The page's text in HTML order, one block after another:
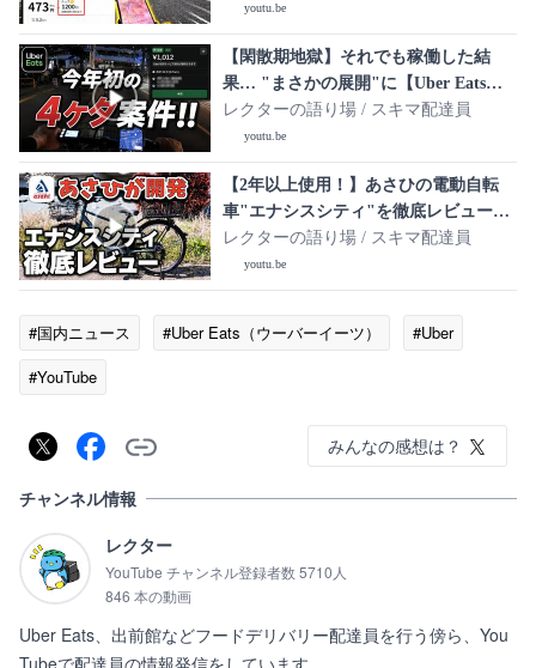
youtu.be
【閑散期地獄】それでも稼働した結
果… "まさかの展開"に【Uber Eats自
転車配達員】
レクターの語り場 / スキマ配達員
youtu.be
【2年以上使用！】あさひの電動自転
車"エナシスシティ"を徹底レビュー！
唯一のデメリットも紹介します【Uber
Eats配達員】
レクターの語り場 / スキマ配達員
youtu.be
#国内ニュース #Uber Eats（ウーバーイーツ）
#Uber
#YouTube
みんなの感想は？
チャンネル情報
レクター
YouTube チャンネル登録者数 5710人
846 本の動画
Uber Eats、出前館などフードデリバリー配達員を行う傍ら、You
Tubeで配達員の情報発信をしています。